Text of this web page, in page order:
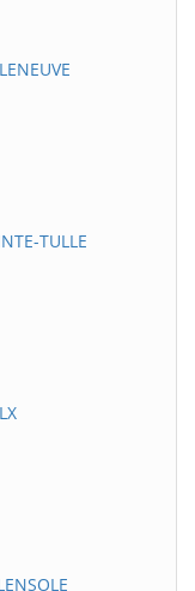
TULLE